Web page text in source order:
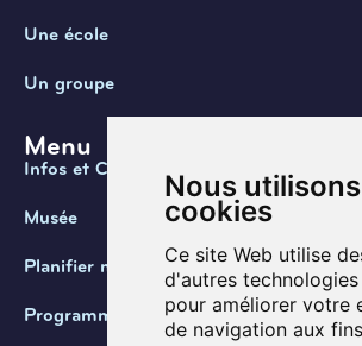
Nous
cookies
Ce site Web utilise
d'autres
pour améliorer votre
de navigation aux
Une école
Un groupe
Menu
Infos et Contact
Musée
Planifier ma visite
Programmation